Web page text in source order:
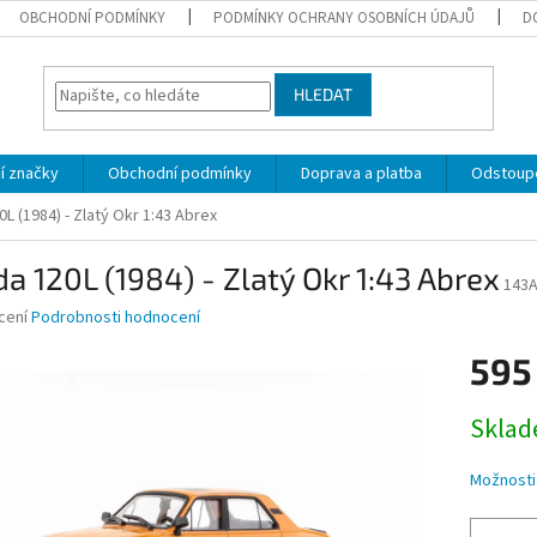
OBCHODNÍ PODMÍNKY PODMÍNKY OCHRANY OSOBNÍCH ÚDAJŮ
HLEDAT
značky Obchodní podmínky Doprava a platba
(1984) - Zlatý Okr 1:43 Abrex
120L (1984) - Zlatý Okr 1:43 Abrex
Podrobnosti hodnocení
cena: